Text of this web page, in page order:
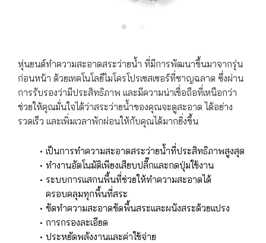
หุ่นยนต์ทำความสะอาดสระว่ายน้ำ ที่มีการพัฒนาขึ้นมาจากรุ่น
ก่อนหน้า ด้วยเทคโนโลยีไมโครโปรเซสเซอร์ที่ชาญฉลาด ซึ่งผ่าน
การรับรองว่ามีประสิทธิภาพ และมีความน่าเชื่อถือที่เหนือกว่า
ช่วยให้คุณมั่นใจได้ว่าสระว่ายน้ำของคุณจะดูสะอาด ได้อย่าง
รวดเร็ว และเพิ่มเวลาพักผ่อนให้กับคุณได้มากยิ่งขึ้น
เป็นการทำความสะอาดสระว่ายน้ำที่ประสิทธิภาพสูงสุด
ทำงานอัตโนมัติเพียงเสียบปลี๊กและกดปุ่มใช้งาน
ระบบการแสกนพื้นที่ช่วยให้ทำความสะอาดได้
ครอบคลุมทุกพื้นที่สระ
ขัดทำความสะอาดขัดพื้นสระและผนังสระด้วยแปรง
การกรองละเอียด
ประหยัดพลังงานและค่าใช้จ่าย